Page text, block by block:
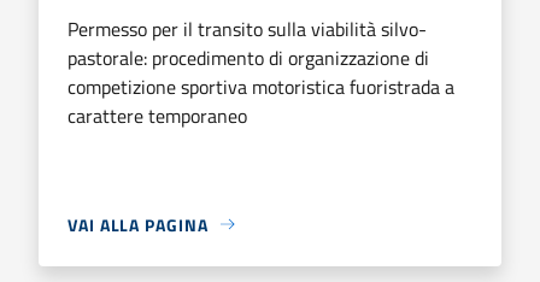
Permesso per il transito sulla viabilità silvo-
pastorale: procedimento di organizzazione di
competizione sportiva motoristica fuoristrada a
carattere temporaneo
VAI ALLA PAGINA